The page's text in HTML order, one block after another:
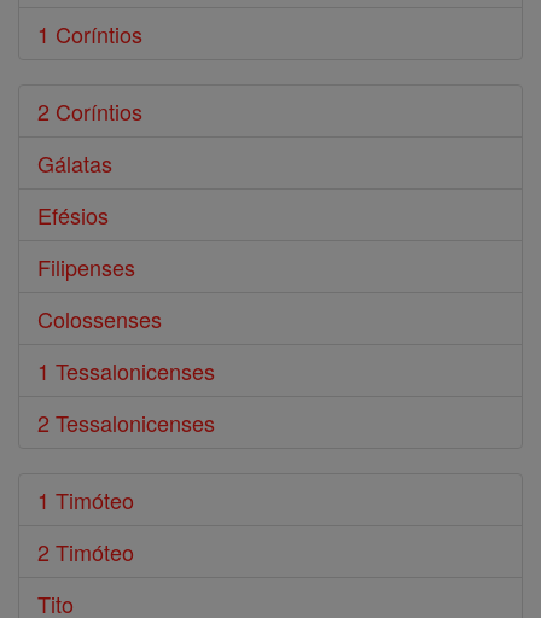
1 Coríntios
2 Coríntios
Gálatas
Efésios
Filipenses
Colossenses
1 Tessalonicenses
2 Tessalonicenses
1 Timóteo
2 Timóteo
Tito